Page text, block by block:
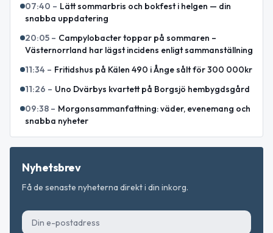
07:40 – Lätt sommarbris och bokfest i helgen — din
snabba uppdatering
20:05 – Campylobacter toppar på sommaren –
Västernorrland har lägst incidens enligt sammanställning
11:34 – Fritidshus på Kälen 490 i Ånge sålt för 300 000kr
11:26 – Uno Dvärbys kvartett på Borgsjö hembygdsgård
09:38 – Morgonsammanfattning: väder, evenemang och
snabba nyheter
Nyhetsbrev
Få de senaste nyheterna direkt i din inkorg.